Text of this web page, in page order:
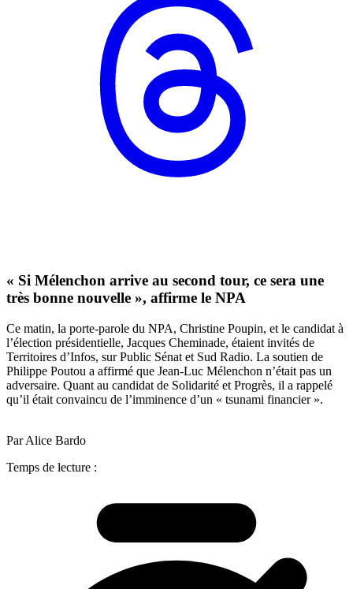
« Si Mélenchon arrive au second tour, ce sera une
très bonne nouvelle », affirme le NPA
Ce matin, la porte-parole du NPA, Christine Poupin, et le candidat à
l’élection présidentielle, Jacques Cheminade, étaient invités de
Territoires d’Infos, sur Public Sénat et Sud Radio. La soutien de
Philippe Poutou a affirmé que Jean-Luc Mélenchon n’était pas un
adversaire. Quant au candidat de Solidarité et Progrès, il a rappelé
qu’il était convaincu de l’imminence d’un « tsunami financier ».
Par Alice Bardo
Temps de lecture :